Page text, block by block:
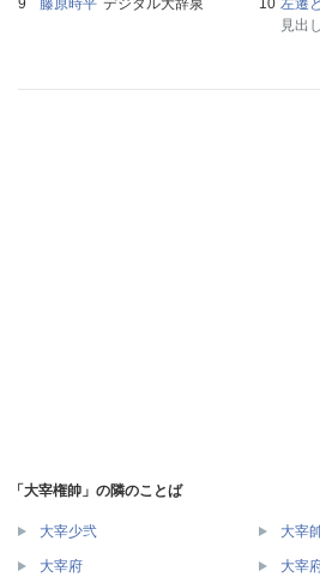
藤原時平 デジタル大辞泉 左遷
見出
「大宰権帥」の隣のことば
大宰少弐 大宰
大宰府 大宰